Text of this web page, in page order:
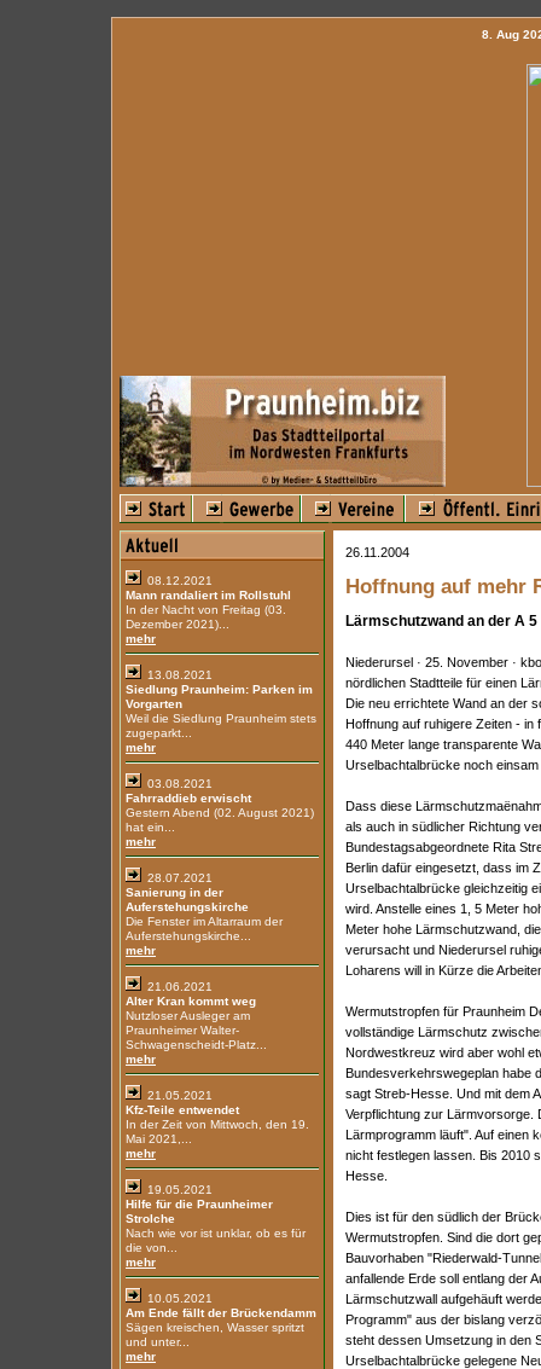
8. Aug
08.12.2021
Mann randaliert im Rollstuhl
In der Nacht von Freitag (03.
Dezember 2021)...
mehr
13.08.2021
Siedlung Praunheim: Parken im
Vorgarten
Weil die Siedlung Praunheim stets
zugeparkt...
mehr
03.08.2021
Fahrraddieb erwischt
Gestern Abend (02. August 2021)
hat ein...
mehr
28.07.2021
Sanierung in der
Auferstehungskirche
Die Fenster im Altarraum der
Auferstehungskirche...
mehr
21.06.2021
Alter Kran kommt weg
Nutzloser Ausleger am
Praunheimer Walter-
Schwagenscheidt-Platz...
mehr
21.05.2021
Kfz-Teile entwendet
In der Zeit von Mittwoch, den 19.
Mai 2021,...
mehr
19.05.2021
Hilfe für die Praunheimer
Strolche
Nach wie vor ist unklar, ob es für
die von...
mehr
10.05.2021
Am Ende fällt der Brückendamm
Sägen kreischen, Wasser spritzt
und unter...
mehr
26.11.2004
Hoffnung auf mehr
Lärmschutzwand an der A 5
Niederursel · 25. November ·
nördlichen Stadtteile für einen
Die neu errichtete Wand an der
Hoffnung auf ruhigere Zeiten - in
440 Meter lange transparente
Urselbachtalbrücke noch einsam
Dass diese
als auch in südlicher Richtung
Bundestagsabgeordnete Rita
Berlin dafür eingesetzt, dass im
Urselbachtalbrücke gleichzeitig
wird. Anstelle eines 1, 5 Meter
Meter hohe Lärmschutzwand,
verursacht und Niederursel
Loharens will in Kürze die
Wermutstropfen für Praunheim
vollständige Lärmschutz
Nordwestkreuz wird aber wohl
Bundesverkehrswegeplan habe
sagt Streb-Hesse. Und mit dem
Verpflichtung zur Lärmvorsorge.
Lärmprogramm läuft". Auf einen
nicht festlegen lassen. Bis 2010
Hesse.
Dies ist für den südlich der
Wermutstropfen. Sind die dort
Bauvorhaben "Riederwald-
anfallende Erde soll entlang der
Lärmschutzwall aufgehäuft
Programm" aus der bislang
steht dessen Umsetzung in den
Urselbachtalbrücke gelegene